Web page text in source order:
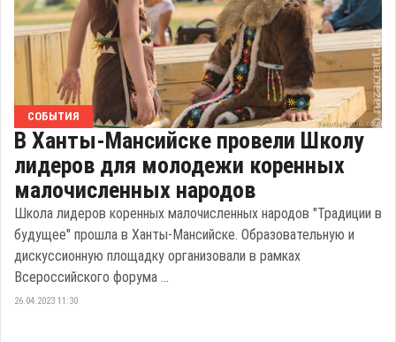
СОБЫТИЯ
В Ханты-Мансийске провели Школу
лидеров для молодежи коренных
малочисленных народов
Школа лидеров коренных малочисленных народов "Традиции в
будущее" прошла в Ханты-Мансийске. Образовательную и
дискуссионную площадку организовали в рамках
Всероссийского форума ...
26.04.2023 11:30